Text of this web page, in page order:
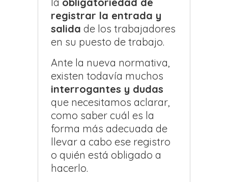
registrar la entrada y
salida de los trabajadores
en su puesto de trabajo.
Ante la nueva normativa,
existen todavía muchos
interrogantes y dudas
que necesitamos aclarar,
como saber cuál es la
forma más adecuada de
llevar a cabo ese registro
o quién está obligado a
hacerlo.